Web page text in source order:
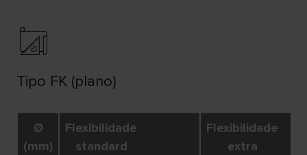
Tipo FK (plano)
Ø
(mm)
Flexibilidade
standard
Flexibilidade
extra